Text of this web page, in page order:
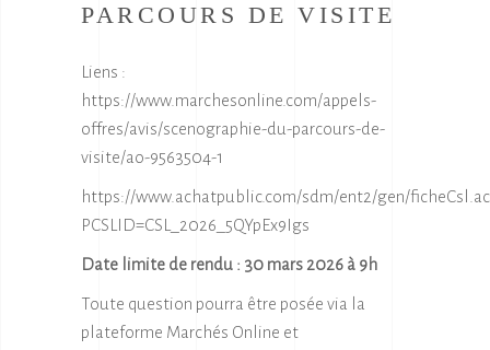
PARCOURS DE VISITE
Liens :
https://www.marchesonline.com/appels-
offres/avis/scenographie-du-parcours-de-
visite/ao-9563504-1
https://www.achatpublic.com/sdm/ent2/gen/
PCSLID=CSL_2026_5QYpEx9Igs
Date limite de rendu : 30 mars 2026 à 9h
Toute question pourra être posée via la
plateforme Marchés Online et